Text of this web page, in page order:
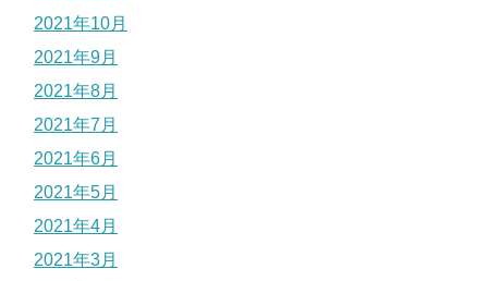
2021年10月
2021年9月
2021年8月
2021年7月
2021年6月
2021年5月
2021年4月
2021年3月